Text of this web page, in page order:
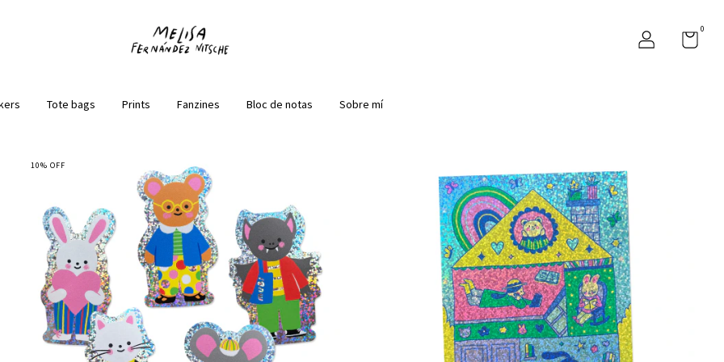
0
Tote bags Prints Fanzines Bloc de notas Sobre mí
10% OFF